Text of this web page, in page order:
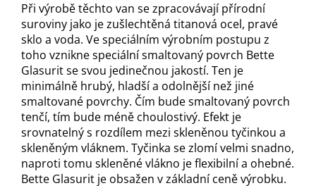
Při výrobě těchto van se zpracovávají přírodní
suroviny jako je zušlechtěná titanová ocel, pravé
sklo a voda. Ve speciálním výrobním postupu z
toho vznikne speciální smaltovaný povrch Bette
Glasurit se svou jedinečnou jakostí. Ten je
minimálně hrubý, hladší a odolnější než jiné
smaltované povrchy. Čím bude smaltovaný povrch
tenčí, tím bude méně choulostivý. Efekt je
srovnatelný s rozdílem mezi skleněnou tyčinkou a
skleněným vláknem. Tyčinka se zlomí velmi snadno,
naproti tomu skleněné vlákno je flexibilní a ohebné.
Bette Glasurit je obsažen v základní ceně výrobku.